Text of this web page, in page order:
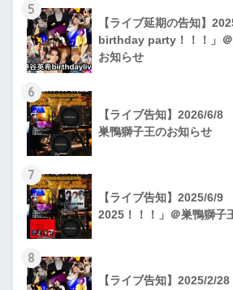
5
【ライブ延期の告知】
birthday party！！！」
お知らせ
6
【ライブ告知】2026/6/8
巣鴨獅子王のお知らせ
7
【ライブ告知】2025/6/9
2025！！！」＠巣鴨獅子
8
【ライブ告知】2025/2/